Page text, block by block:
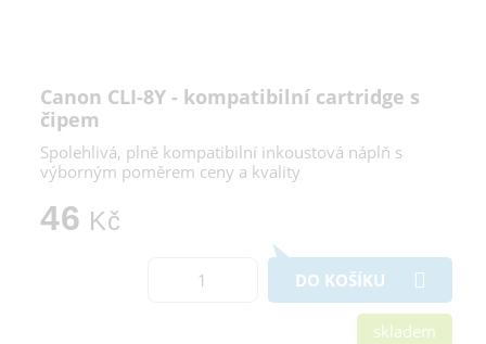
Canon CLI-8Y - kompatibilní cartridge s
čipem
Spolehlivá, plně kompatibilní inkoustová náplň s
výborným poměrem ceny a kvality
46 Kč
DO KOŠÍKU
skladem